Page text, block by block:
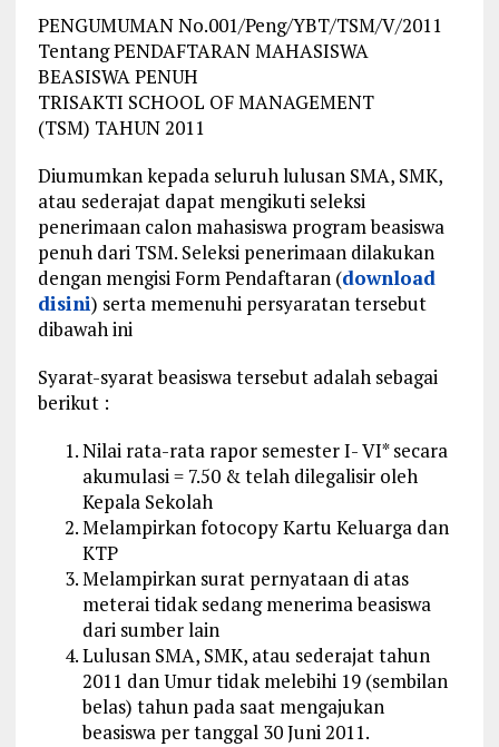
PENGUMUMAN No.001/Peng/YBT/TSM/V/2011
Tentang PENDAFTARAN MAHASISWA
BEASISWA PENUH
TRISAKTI SCHOOL OF MANAGEMENT
(TSM) TAHUN 2011
Diumumkan kepada seluruh lulusan SMA, SMK,
atau sederajat dapat mengikuti seleksi
penerimaan calon mahasiswa program beasiswa
penuh dari TSM. Seleksi penerimaan dilakukan
dengan mengisi Form Pendaftaran (download
disini) serta memenuhi persyaratan tersebut
dibawah ini
Syarat-syarat beasiswa tersebut adalah sebagai
berikut :
Nilai rata-rata rapor semester I- VI* secara
akumulasi = 7.50 & telah dilegalisir oleh
Kepala Sekolah
Melampirkan fotocopy Kartu Keluarga dan
KTP
Melampirkan surat pernyataan di atas
meterai tidak sedang menerima beasiswa
dari sumber lain
Lulusan SMA, SMK, atau sederajat tahun
2011 dan Umur tidak melebihi 19 (sembilan
belas) tahun pada saat mengajukan
beasiswa per tanggal 30 Juni 2011.